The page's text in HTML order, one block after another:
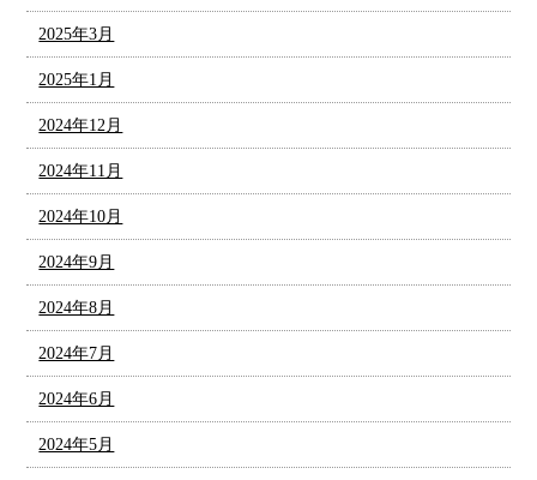
2025年3月
2025年1月
2024年12月
2024年11月
2024年10月
2024年9月
2024年8月
2024年7月
2024年6月
2024年5月